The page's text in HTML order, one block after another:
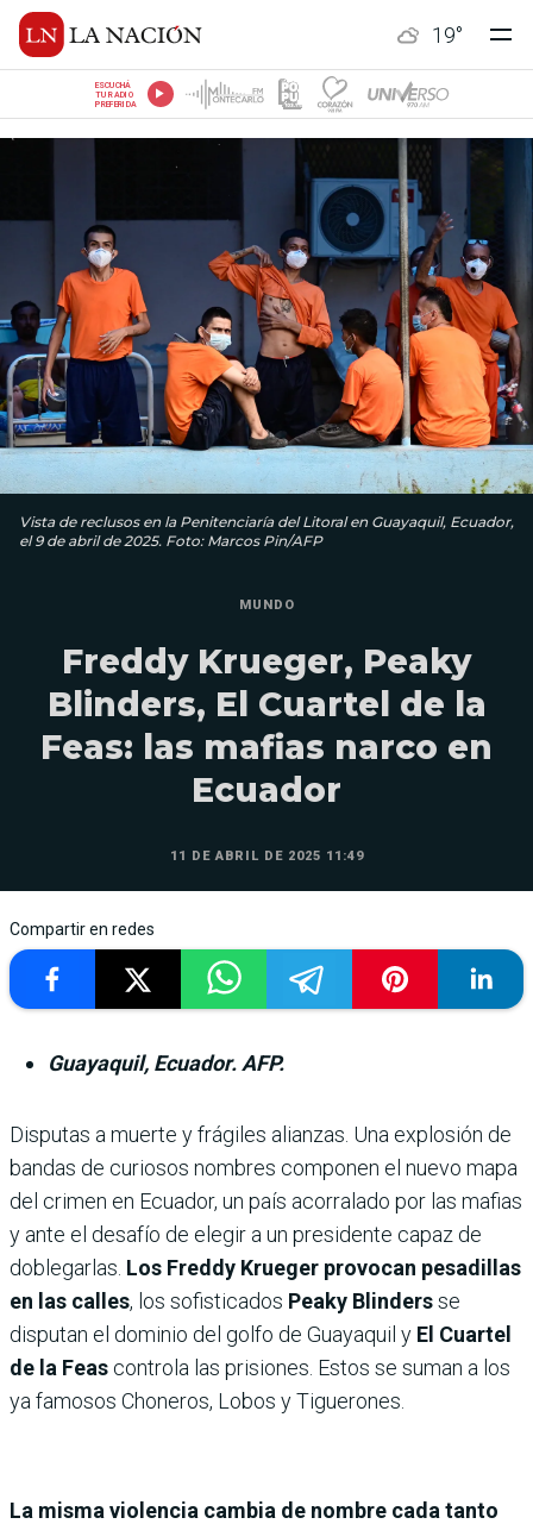
19°
ESCUCHÁ
TU RADIO
PREFERIDA
Vista de reclusos en la Penitenciaría del Litoral en Guayaquil, Ecuador,
el 9 de abril de 2025. Foto: Marcos Pin/AFP
MUNDO
Freddy Krueger, Peaky
Blinders, El Cuartel de la
Feas: las mafias narco en
Ecuador
11 DE ABRIL DE 2025 11:49
Compartir en redes
Guayaquil, Ecuador. AFP.
Disputas a muerte y frágiles alianzas. Una explosión de
bandas de curiosos nombres componen el nuevo mapa
del crimen en Ecuador, un país acorralado por las mafias
y ante el desafío de elegir a un presidente capaz de
doblegarlas. Los Freddy Krueger provocan pesadillas
en las calles, los sofisticados Peaky Blindersse
disputan el dominio del golfo de Guayaquil y El Cuartel
de la Feas controla las prisiones. Estos se suman a los
ya famosos Choneros, Lobos y Tiguerones.
La misma violencia cambia de nombre cada tanto